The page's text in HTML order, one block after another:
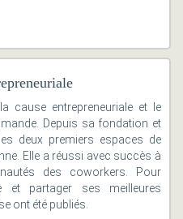
cause entrepreneuriale et le
Depuis sa fondation et
deux premiers espaces de
Elle a réussi avec succès à
des coworkers. Pour
et partager ses meilleures
ont été publiés.